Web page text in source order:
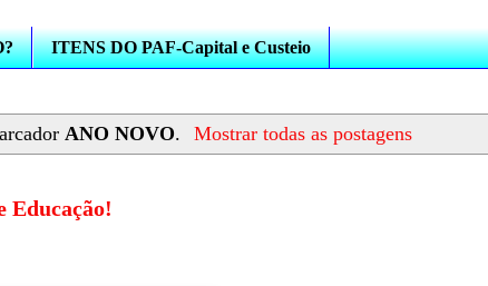
ITENS DO PAF-Capital e Custeio
ANO NOVO. Mostrar todas as postagens
Educação!